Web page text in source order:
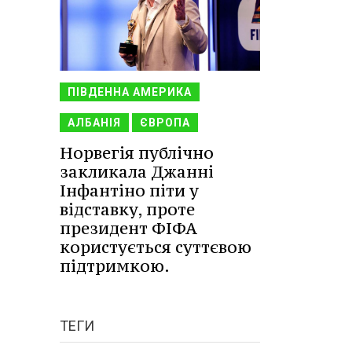
ПІВДЕННА АМЕРИКА
АЛБАНІЯ ЄВРОПА
Норвегія публічно
закликала Джанні
Інфантіно піти у
відставку, проте
президент ФІФА
користується суттєвою
підтримкою.
ТЕГИ